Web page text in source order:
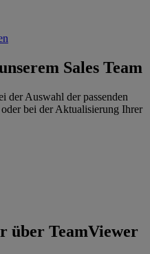
Sales Team
der Auswahl der passenden
bei der Aktualisierung Ihrer
über TeamViewer